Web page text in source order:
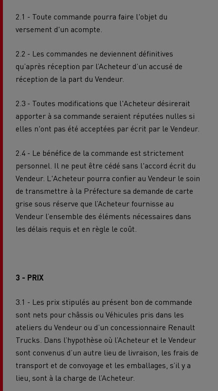
2.1 - Toute commande pourra faire l'objet du
versement d'un acompte.
2.2 - Les commandes ne deviennent définitives
qu’après réception par l’Acheteur d’un accusé de
réception de la part du Vendeur.
2.3 - Toutes modifications que l'Acheteur désirerait
apporter à sa commande seraient réputées nulles si
elles n'ont pas été acceptées par écrit par le Vendeur.
2.4 - Le bénéfice de la commande est strictement
personnel. Il ne peut être cédé sans l'accord écrit du
Vendeur. L'Acheteur pourra confier au Vendeur le soin
de transmettre à la Préfecture sa demande de carte
grise sous réserve que l’Acheteur fournisse au
Vendeur l’ensemble des éléments nécessaires dans
les délais requis et en règle le coût.
3 - PRIX
3.1 - Les prix stipulés au présent bon de commande
sont nets pour châssis ou Véhicules pris dans les
ateliers du Vendeur ou d’un concessionnaire Renault
Trucks. Dans l’hypothèse où l’Acheteur et le Vendeur
sont convenus d’un autre lieu de livraison, les frais de
transport et de convoyage et les emballages, s’il y a
lieu, sont à la charge de l’Acheteur.